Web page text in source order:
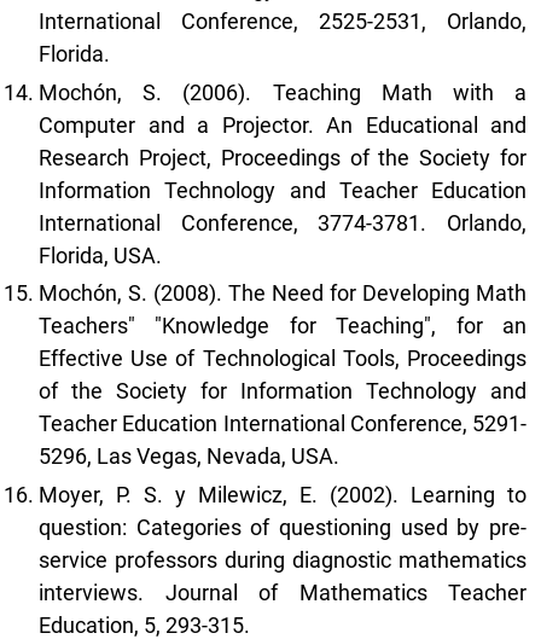
International Conference, 2525-2531, Orlando,
Florida.
Mochón, S. (2006). Teaching Math with a
Computer and a Projector. An Educational and
Research Project, Proceedings of the Society for
Information Technology and Teacher Education
International Conference, 3774-3781. Orlando,
Florida, USA.
Mochón, S. (2008). The Need for Developing Math
Teachers" "Knowledge for Teaching", for an
Effective Use of Technological Tools, Proceedings
of the Society for Information Technology and
Teacher Education International Conference, 5291-
5296, Las Vegas, Nevada, USA.
Moyer, P. S. y Milewicz, E. (2002). Learning to
question: Categories of questioning used by pre-
service professors during diagnostic mathematics
interviews. Journal of Mathematics Teacher
Education, 5, 293-315.